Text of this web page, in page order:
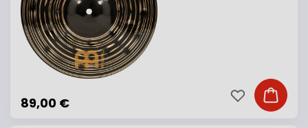
89,00 € Ajouter
Ajouter à ma